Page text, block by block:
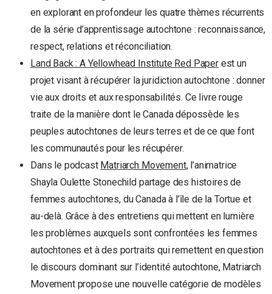
en explorant en profondeur les quatre thèmes récurrents
de la série d’apprentissage autochtone : reconnaissance,
respect, relations et réconciliation.
Land Back : A Yellowhead Institute Red Paperest un
projet visant à récupérer la juridiction autochtone : donner
vie aux droits et aux responsabilités. Ce livre rouge
traite de la manière dont le Canada dépossède les
peuples autochtones de leurs terres et de ce que font
les communautés pour les récupérer.
Dans le podcast Matriarch Movement, l’animatrice
Shayla Oulette Stonechild partage des histoires de
femmes autochtones, du Canada à l’île de la Tortue et
au-delà. Grâce à des entretiens qui mettent en lumière
les problèmes auxquels sont confrontées les femmes
autochtones et à des portraits qui remettent en question
le discours dominant sur l’identité autochtone, Matriarch
Movement propose une nouvelle catégorie de modèles